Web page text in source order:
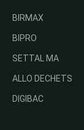
BIRMAX
BIPRO
SETTAL MA
ALLO DECHETS
DIGIBAC